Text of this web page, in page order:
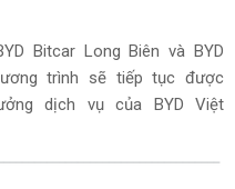
Bitcar Long Biên và BYD
trình sẽ tiếp tục được
dịch vụ của BYD Việt